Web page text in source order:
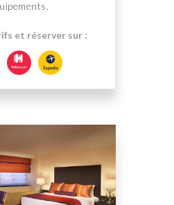
et réserver sur :